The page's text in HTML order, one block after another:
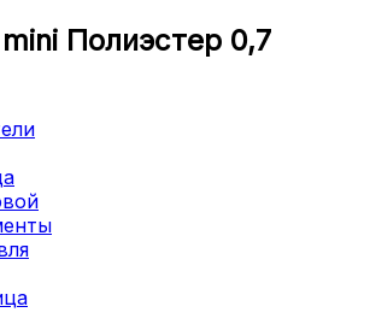
Полиэстер 0,7